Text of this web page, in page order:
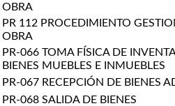
OBRA
PR 112 PROCEDIMIENTO
OBRA
PR-066 TOMA FÍSICA DE
BIENES MUEBLES E INMUEBLES
PR-067 RECEPCIÓN DE BIENES
PR-068 SALIDA DE BIENES